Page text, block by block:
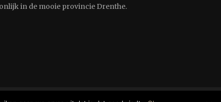
in de mooie provincie Drenthe.